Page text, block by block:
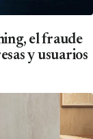
el fraude
y usuarios